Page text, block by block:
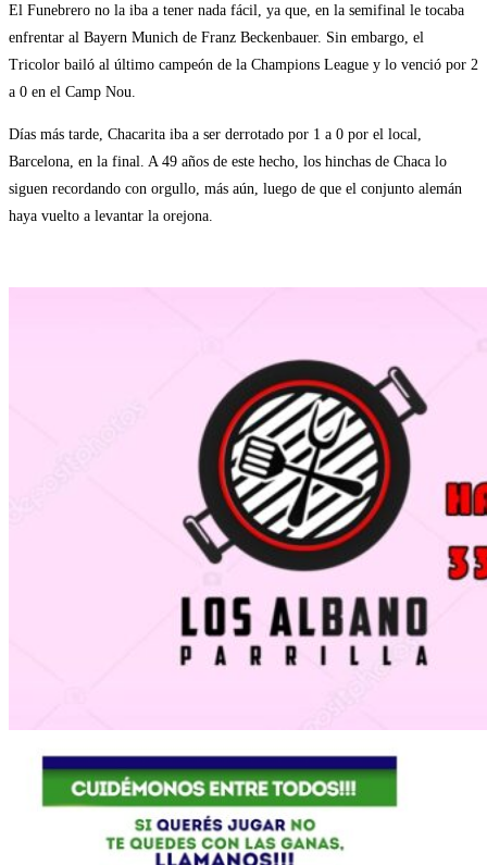
El Funebrero no la iba a tener nada fácil, ya que, en la semifinal le tocaba
enfrentar al Bayern Munich de Franz Beckenbauer. Sin embargo, el
Tricolor bailó al último campeón de la Champions League y lo venció por 2
a 0 en el Camp Nou.
Días más tarde, Chacarita iba a ser derrotado por 1 a 0 por el local,
Barcelona, en la final. A 49 años de este hecho, los hinchas de Chaca lo
siguen recordando con orgullo, más aún, luego de que el conjunto alemán
haya vuelto a levantar la orejona.